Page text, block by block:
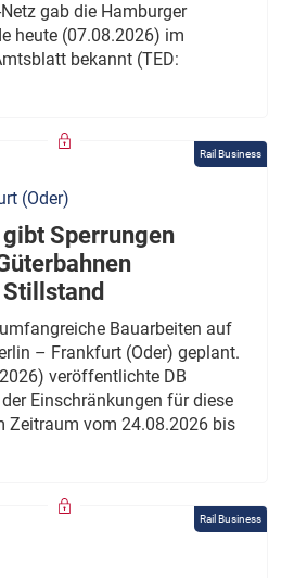
gab die Hamburger
heute (07.08.2026) im
bekannt (TED:
Rail Business
(Oder)
gibt Sperrungen
Bauarbeiten auf
– Frankfurt (Oder) geplant.
veröffentlichte DB
Einschränkungen für diese
Zeitraum vom 24.08.2026 bis
Rail Business